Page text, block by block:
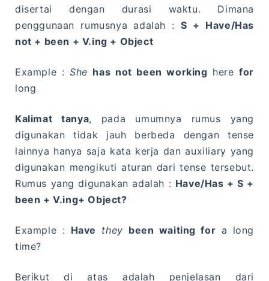
disertai dengan durasi waktu. Dimana
penggunaan rumusnya adalah :S + Have/Has
not + been + V.ing + Object
Example :She has not been working herefor
long
Kalimat tanya, pada umumnya rumus yang
digunakan tidak jauh berbeda dengan tense
lainnya hanya saja kata kerja dan auxiliary yang
digunakan mengikuti aturan dari tense tersebut.
Rumus yang digunakan adalah : Have/Has + S +
been + V.ing+ Object?
Example : Have they been waiting for a long
time?
Berikut di atas adalah penjelasan dari